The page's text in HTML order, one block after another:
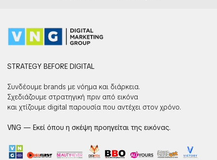
STRATEGY BEFORE DIGITAL
Συνδέουμε brands με νόημα και διάρκεια.
Σχεδιάζουμε στρατηγική πριν από εικόνα
και χτίζουμε digital παρουσία που αντέχει στον χρόνο.
VNG — Εκεί όπου η σκέψη προηγείται της εικόνας.